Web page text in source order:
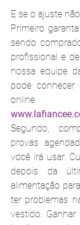
E se o ajuste
Primeiro
sendo
profissional e
nossa equipe
pode conhecer
Segundo,
provas
você irá usar.
depois da
alimentação
ter problemas
vestido.